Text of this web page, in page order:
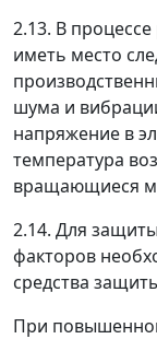
2.13. В
иметь место
шума и
напряжение в
температура
вращающиеся
2.14. Для
факторов
средства
При